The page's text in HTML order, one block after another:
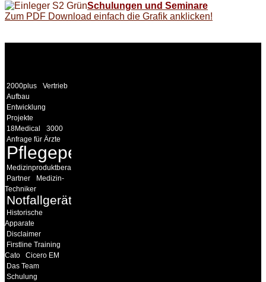
Schulungen und Seminare
Zum PDF Download einfach die Grafik anklicken!
2000plus
Vertrieb
Aufbau
Entwicklung
Projekte
18Medical
3000
Anfrage für Ärzte
Pflegepersonal
Medizinproduktberater
Partner
Medizin-
Techniker
Notfallgeräte
Historische
Apparate
Disclaimer
Firstline Training
Cato
Cicero EM
Das Team
Schulung